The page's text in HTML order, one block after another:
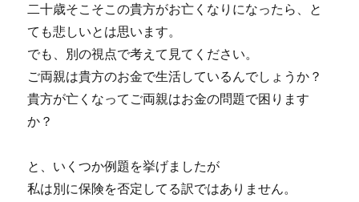
二十歳そこそこの貴方がお亡くなりになったら、と
ても悲しいとは思います。
でも、別の視点で考えて見てください。
ご両親は貴方のお金で生活しているんでしょうか？
貴方が亡くなってご両親はお金の問題で困ります
か？
と、いくつか例題を挙げましたが
私は別に保険を否定してる訳ではありません。